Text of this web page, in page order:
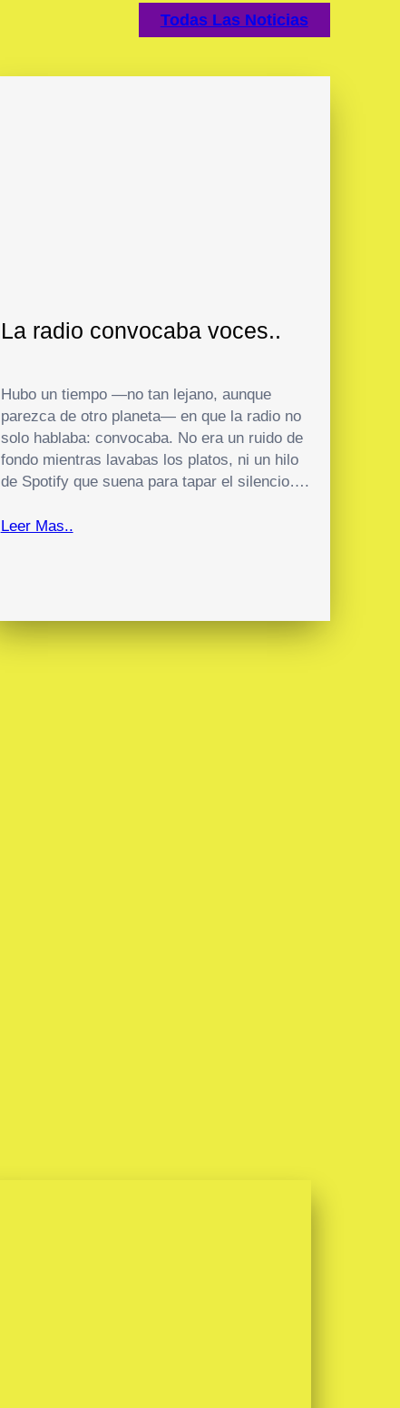
Todas Las Noticias
La radio convocaba voces..
Hubo un tiempo —no tan lejano, aunque
parezca de otro planeta— en que la radio no
solo hablaba: convocaba. No era un ruido de
fondo mientras lavabas los platos, ni un hilo
de Spotify que suena para tapar el silencio….
Leer Mas..